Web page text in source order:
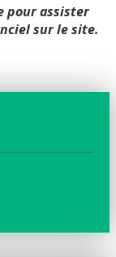
pour assister
sur le site.